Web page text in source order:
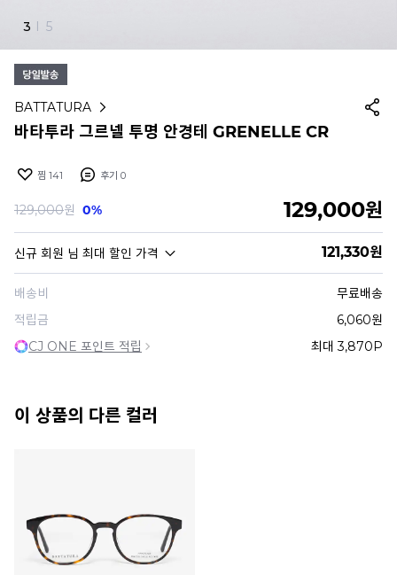
4 I 5
BATTATURA
바타투라 그르넬 투명 안경테 GRENELLE CR
찜 141 후기 0
129,000원 0% 129,000원
신규 회원 님 최대 할인 가격 121,330원
배송비
무료배송
적립금
6,060원
CJ ONE 포인트 적립
최대 3,870P
이 상품의 다른 컬러